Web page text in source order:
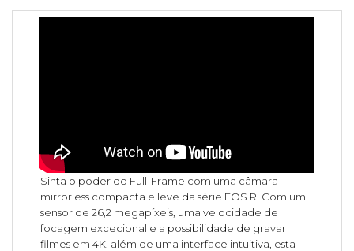
Sinta o poder do Full-Frame com uma câmara
mirrorless compacta e leve da série EOS R. Com um
sensor de 26,2 megapíxeis, uma velocidade de
focagem excecional e a possibilidade de gravar
filmes em 4K, além de uma interface intuitiva, esta